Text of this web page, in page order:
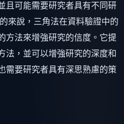
且可能需要研究者具有不同研
來說，三角法在資料驗證中的
方法來增強研究的信度。它提
法，並可以增強研究的深度和
需要研究者具有深思熟慮的策